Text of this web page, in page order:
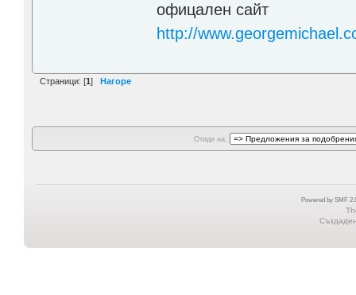
офицален сайт
http://
Страници: [1 ] Нагоре
Отиди на:
Powered by SMF